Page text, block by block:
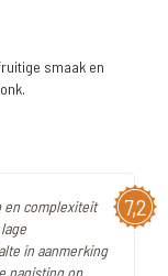
smaak en
7,2
en complexiteit
in aanmerking